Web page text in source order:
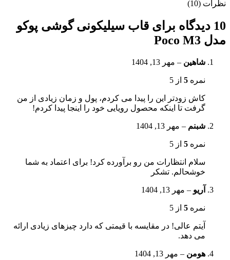
نظرات (10)
10 دیدگاه برای
قاب سیلیکونی گوشی پوکو
مدل Poco M3
شاهین – مهر 13, 1404
نمره 5 از 5
کاش زودتر این را پیدا می کردم، پول و زمان زیادی از من
گرفت تا اینکه محصول رویایی خود را اینجا پیدا کردم!
شبنم – مهر 13, 1404
نمره 5 از 5
سلام انتظارات من رو برآورده کرد! برای اعتماد به شما
خوشحالم. تشکر
آریو – مهر 13, 1404
نمره 5 از 5
آیتم عالی! در مقایسه با قیمتی که دارد چیزهای زیادی ارائه
می دهد.
هومن – مهر 13, 1404